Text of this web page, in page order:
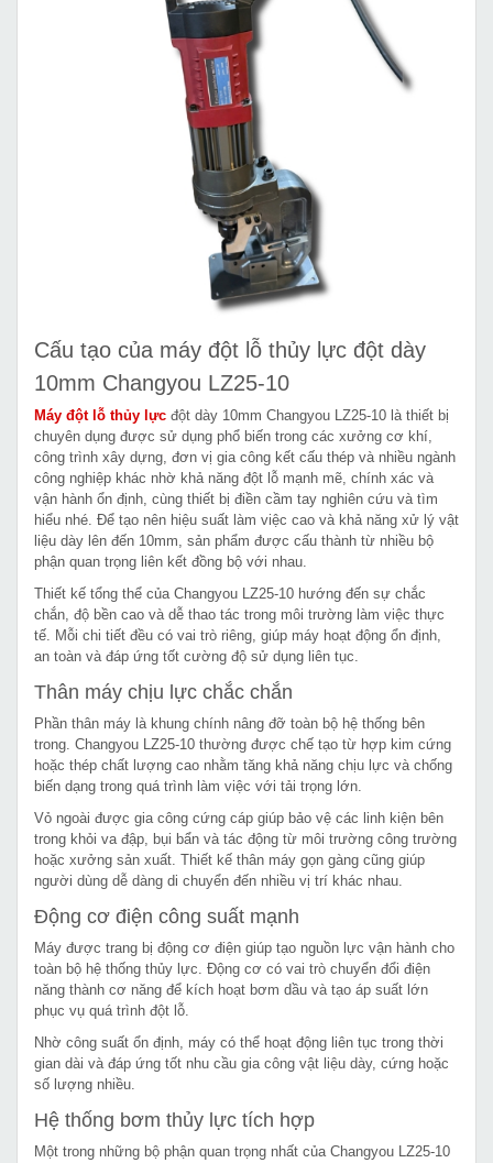
Cấu tạo của máy đột lỗ thủy lực đột dày
10mm Changyou LZ25-10
Máy đột lỗ thủy lực đột dày 10mm Changyou LZ25-10 là thiết bị
chuyên dụng được sử dụng phổ biến trong các xưởng cơ khí,
công trình xây dựng, đơn vị gia công kết cấu thép và nhiều ngành
công nghiệp khác nhờ khả năng đột lỗ mạnh mẽ, chính xác và
vận hành ổn định, cùng thiết bị điền cầm tay nghiên cứu và tìm
hiểu nhé. Để tạo nên hiệu suất làm việc cao và khả năng xử lý vật
liệu dày lên đến 10mm, sản phẩm được cấu thành từ nhiều bộ
phận quan trọng liên kết đồng bộ với nhau.
Thiết kế tổng thể của Changyou LZ25-10 hướng đến sự chắc
chắn, độ bền cao và dễ thao tác trong môi trường làm việc thực
tế. Mỗi chi tiết đều có vai trò riêng, giúp máy hoạt động ổn định,
an toàn và đáp ứng tốt cường độ sử dụng liên tục.
Thân máy chịu lực chắc chắn
Phần thân máy là khung chính nâng đỡ toàn bộ hệ thống bên
trong. Changyou LZ25-10 thường được chế tạo từ hợp kim cứng
hoặc thép chất lượng cao nhằm tăng khả năng chịu lực và chống
biến dạng trong quá trình làm việc với tải trọng lớn.
Vỏ ngoài được gia công cứng cáp giúp bảo vệ các linh kiện bên
trong khỏi va đập, bụi bẩn và tác động từ môi trường công trường
hoặc xưởng sản xuất. Thiết kế thân máy gọn gàng cũng giúp
người dùng dễ dàng di chuyển đến nhiều vị trí khác nhau.
Động cơ điện công suất mạnh
Máy được trang bị động cơ điện giúp tạo nguồn lực vận hành cho
toàn bộ hệ thống thủy lực. Động cơ có vai trò chuyển đổi điện
năng thành cơ năng để kích hoạt bơm dầu và tạo áp suất lớn
phục vụ quá trình đột lỗ.
Nhờ công suất ổn định, máy có thể hoạt động liên tục trong thời
gian dài và đáp ứng tốt nhu cầu gia công vật liệu dày, cứng hoặc
số lượng nhiều.
Hệ thống bơm thủy lực tích hợp
Một trong những bộ phận quan trọng nhất của Changyou LZ25-10